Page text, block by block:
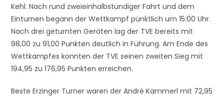
Kehl. Nach rund zweieinhalbstündiger Fahrt und dem
Einturnen begann der Wettkampf pünktlich um 15:00 Uhr.
Nach drei geturnten Geräten lag der TVE bereits mit
98,00 zu 91,00 Punkten deutlich in Führung. Am Ende des
Wettkampfes konnten der TVE seinen zweiten Sieg mit
194,95 zu 176,95 Punkten erreichen.
Beste Erzinger Turner waren der André Kammerl mit 72,95